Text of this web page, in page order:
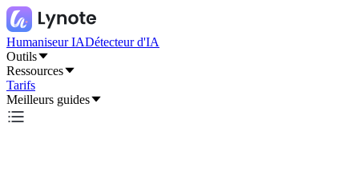
Humaniseur IADétecteur d'IA
Outils
Ressources
Tarifs
Meilleurs guides